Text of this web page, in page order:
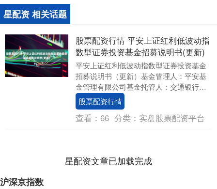
星配资 相关话题
股票配资行情 平安上证红利低波动指
数型证券投资基金招募说明书(更新)
平安上证红利低波动指数型证券投资基金
招募说明书（更新）基金管理人：平安基
金管理有限公司基金托管人：交通银行股
份有限公司平安上证红利低波动指数型证
券投资基金招募说....
股票配资行情
查看： 66 分类： 实盘股票配资平台
星配资文章已加载完成
沪深京指数